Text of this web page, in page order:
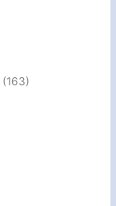
(163)